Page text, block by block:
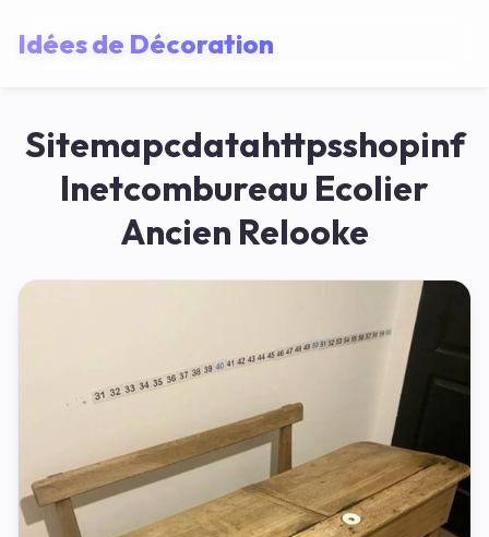
Idées de Décoration
Sitemapcdatahttpsshopinf
Inetcombureau Ecolier
Ancien Relooke